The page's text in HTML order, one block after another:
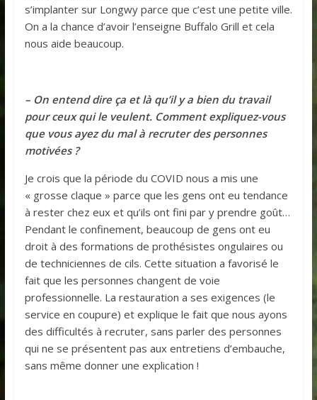
s’implanter sur Longwy parce que c’est une petite ville.
On a la chance d’avoir l’enseigne Buffalo Grill et cela
nous aide beaucoup.
– On entend dire ça et là qu’il y a bien du travail
pour ceux qui le veulent. Comment expliquez-vous
que vous ayez du mal à recruter des personnes
motivées ?
Je crois que la période du COVID nous a mis une
« grosse claque » parce que les gens ont eu tendance
à rester chez eux et qu’ils ont fini par y prendre goût…
Pendant le confinement, beaucoup de gens ont eu
droit à des formations de prothésistes ongulaires ou
de techniciennes de cils. Cette situation a favorisé le
fait que les personnes changent de voie
professionnelle. La restauration a ses exigences (le
service en coupure) et explique le fait que nous ayons
des difficultés à recruter, sans parler des personnes
qui ne se présentent pas aux entretiens d’embauche,
sans même donner une explication !